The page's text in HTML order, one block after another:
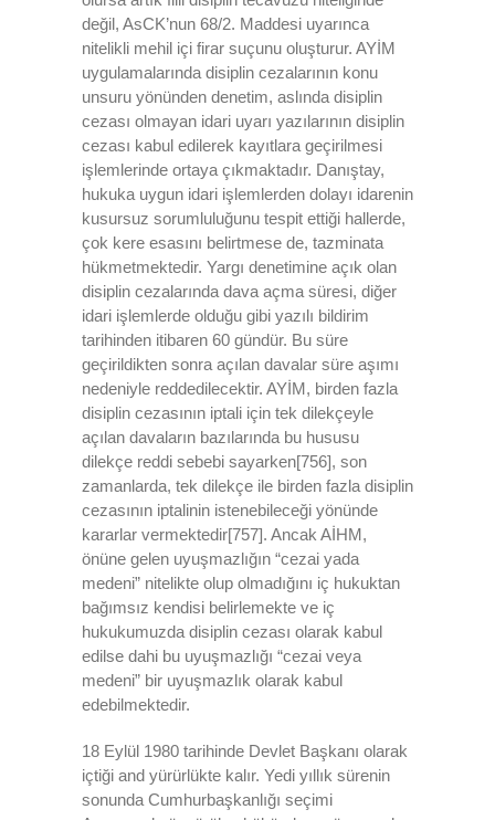
değil, AsCK’nun 68/2. Maddesi uyarınca
nitelikli mehil içi firar suçunu oluşturur. AYİM
uygulamalarında disiplin cezalarının konu
unsuru yönünden denetim, aslında disiplin
cezası olmayan idari uyarı yazılarının disiplin
cezası kabul edilerek kayıtlara geçirilmesi
işlemlerinde ortaya çıkmaktadır. Danıştay,
hukuka uygun idari işlemlerden dolayı idarenin
kusursuz sorumluluğunu tespit ettiği hallerde,
çok kere esasını belirtmese de, tazminata
hükmetmektedir. Yargı denetimine açık olan
disiplin cezalarında dava açma süresi, diğer
idari işlemlerde olduğu gibi yazılı bildirim
tarihinden itibaren 60 gündür. Bu süre
geçirildikten sonra açılan davalar süre aşımı
nedeniyle reddedilecektir. AYİM, birden fazla
disiplin cezasının iptali için tek dilekçeyle
açılan davaların bazılarında bu hususu
dilekçe reddi sebebi sayarken[756], son
zamanlarda, tek dilekçe ile birden fazla disiplin
cezasının iptalinin istenebileceği yönünde
kararlar vermektedir[757]. Ancak AİHM,
önüne gelen uyuşmazlığın “cezai yada
medeni” nitelikte olup olmadığını iç hukuktan
bağımsız kendisi belirlemekte ve iç
hukukumuzda disiplin cezası olarak kabul
edilse dahi bu uyuşmazlığı “cezai veya
medeni” bir uyuşmazlık olarak kabul
edebilmektedir.
18 Eylül 1980 tarihinde Devlet Başkanı olarak
içtiği and yürürlükte kalır. Yedi yıllık sürenin
sonunda Cumhurbaşkanlığı seçimi